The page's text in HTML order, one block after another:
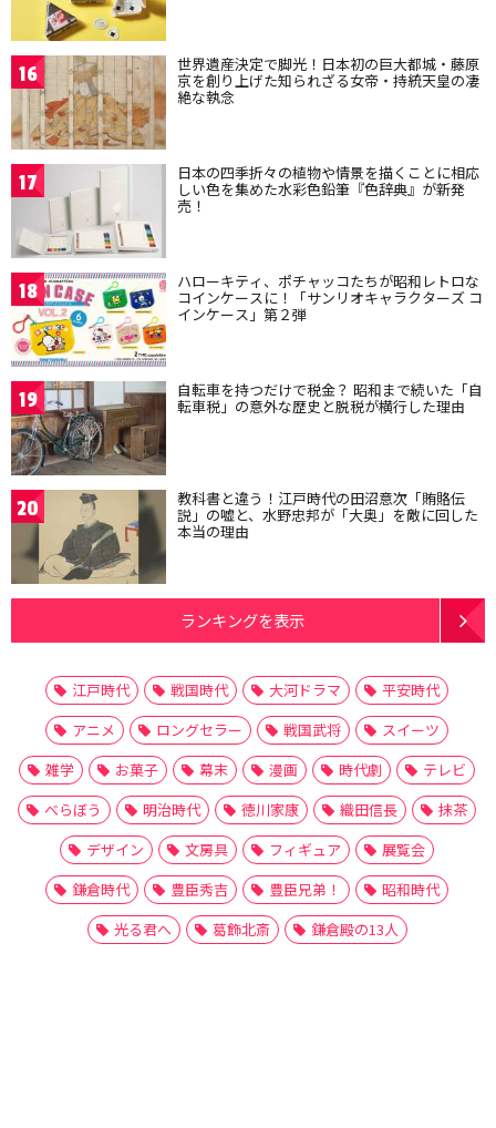
16 世界遺産決定で脚光！日本初の巨大都城・藤原
京を創り上げた知られざる女帝・持統天皇の凄
絶な執念
17 日本の四季折々の植物や情景を描くことに相応
しい色を集めた水彩色鉛筆『色辞典』が新発
売！
18 ハローキティ、ポチャッコたちが昭和レトロな
コインケースに！「サンリオキャラクターズ コ
インケース」第２弾
19 自転車を持つだけで税金？ 昭和まで続いた「自
転車税」の意外な歴史と脱税が横行した理由
20 教科書と違う！江戸時代の田沼意次「賄賂伝
説」の嘘と、水野忠邦が「大奥」を敵に回した
本当の理由
ランキングを表示
江戸時代 戦国時代 大河ドラマ
平安時代
アニメ
ロングセラー 戦国武将
スイーツ
雑学
お菓子 幕末 漫画 時代劇
テレビ
べらぼう
明治時代 徳川家康 織田信長
抹茶
デザイン
文房具 フィギュア
展覧会
鎌倉時代
豊臣秀吉 豊臣兄弟！
昭和時代
光る君へ
葛飾北斎 鎌倉殿の13人